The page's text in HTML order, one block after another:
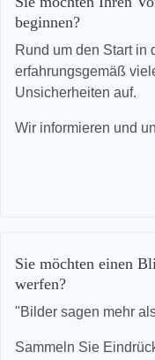
beginnen?
Rund um den Start in
erfahrungsgemäß
Unsicherheiten auf.
Wir informieren und
Sie möchten einen
werfen?
"Bilder sagen mehr
Sammeln Sie